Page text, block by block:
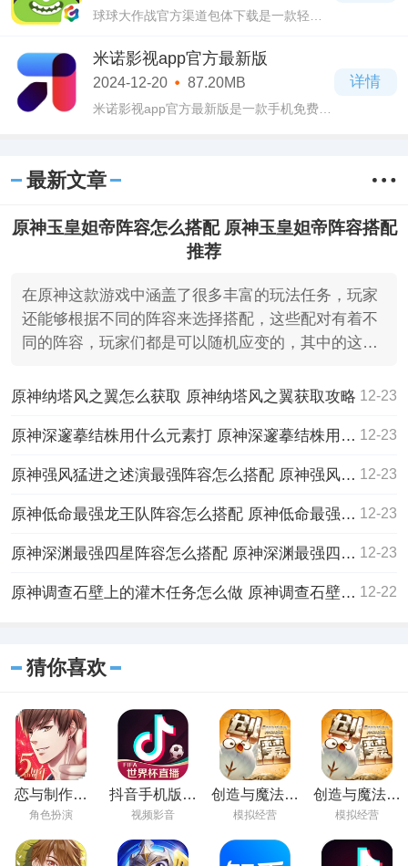
球球大作战官方渠道包体下载是一款轻松
道包体下载游戏中玩家将化身球球在广袤
星空中与其他玩家展开生存角逐!
米诺影视app官方最新版
2024-12-20 87.20MB
米诺影视app官方最新版是一款手机免费追
片需求
详情
最新文章
原神玉皇妲帝阵容怎么搭配 原神玉皇妲帝阵容搭配
推荐
在原神这款游戏中涵盖了很多丰富的玩法任务，玩家
还能够根据不同的阵容来选择搭配，这些配对有着不
同的阵容，玩家们都是可以随机应变的，其中的这个
原神纳塔风之翼怎么获取 原神纳塔风之翼获取攻略 12-23
原神深邃摹结株用什么元素打 原神深邃摹结株用什么元素打介绍 12-23
原神强风猛进之述演最强阵容怎么搭配 原神强风猛进之述演最强阵容搭配推荐 12-23
原神低命最强龙王队阵容怎么搭配 原神低命最强龙王队阵容推荐 12-23
原神深渊最强四星阵容怎么搭配 原神深渊最强四星阵容搭配一览 12-23
原神调查石壁上的灌木任务怎么做 原神调查石壁上的灌木任务攻略 12-22
猜你喜欢
恋与制作人
2023免费下载
角色扮演
抖音手机版在
线观看
视频影音
创造与魔法手
游下载最新版
模拟经营
创造与魔法下
载官方版
模拟经营